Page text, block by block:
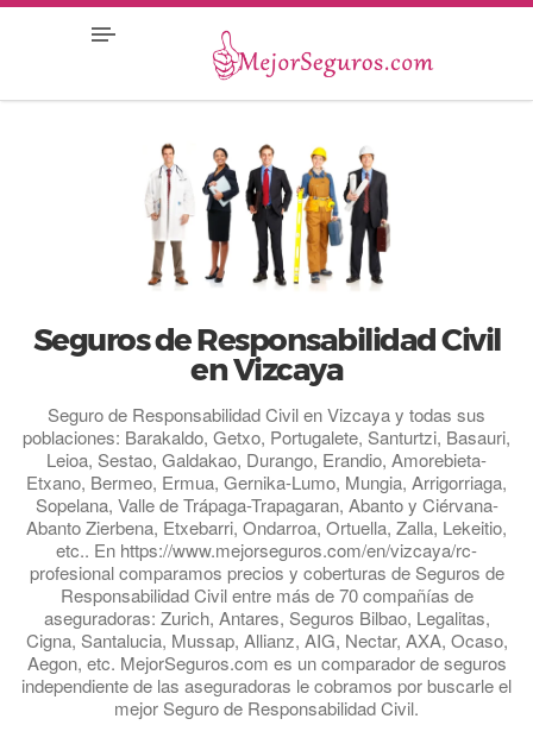
Seguros de Responsabilidad Civil
en Vizcaya
Seguro de Responsabilidad Civil en Vizcaya y todas sus
poblaciones: Barakaldo, Getxo, Portugalete, Santurtzi, Basauri,
Leioa, Sestao, Galdakao, Durango, Erandio, Amorebieta-
Etxano, Bermeo, Ermua, Gernika-Lumo, Mungia, Arrigorriaga,
Sopelana, Valle de Trápaga-Trapagaran, Abanto y Ciérvana-
Abanto Zierbena, Etxebarri, Ondarroa, Ortuella, Zalla, Lekeitio,
etc.. En https://www.mejorseguros.com/en/vizcaya/rc-
profesional comparamos precios y coberturas de Seguros de
Responsabilidad Civil entre más de 70 compañías de
aseguradoras: Zurich, Antares, Seguros Bilbao, Legalitas,
Cigna, Santalucia, Mussap, Allianz, AIG, Nectar, AXA, Ocaso,
Aegon, etc. MejorSeguros.com es un comparador de seguros
independiente de las aseguradoras le cobramos por buscarle el
mejor Seguro de Responsabilidad Civil.